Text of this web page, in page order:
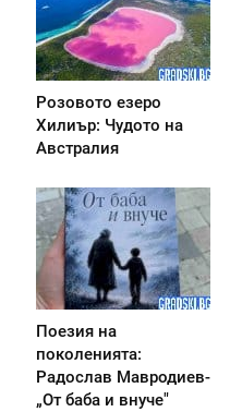
Розовото езеро
Хилиър: Чудото на
Австралия
Поезия на
поколенията:
Радослав Мавродиев-
„От баба и внуче"